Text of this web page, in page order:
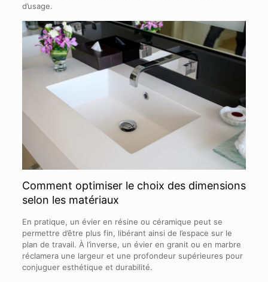
d’usage.
Comment optimiser le choix des dimensions
selon les matériaux
En pratique, un évier en résine ou céramique peut se
permettre d’être plus fin, libérant ainsi de l’espace sur le
plan de travail. À l’inverse, un évier en granit ou en marbre
réclamera une largeur et une profondeur supérieures pour
conjuguer esthétique et durabilité.